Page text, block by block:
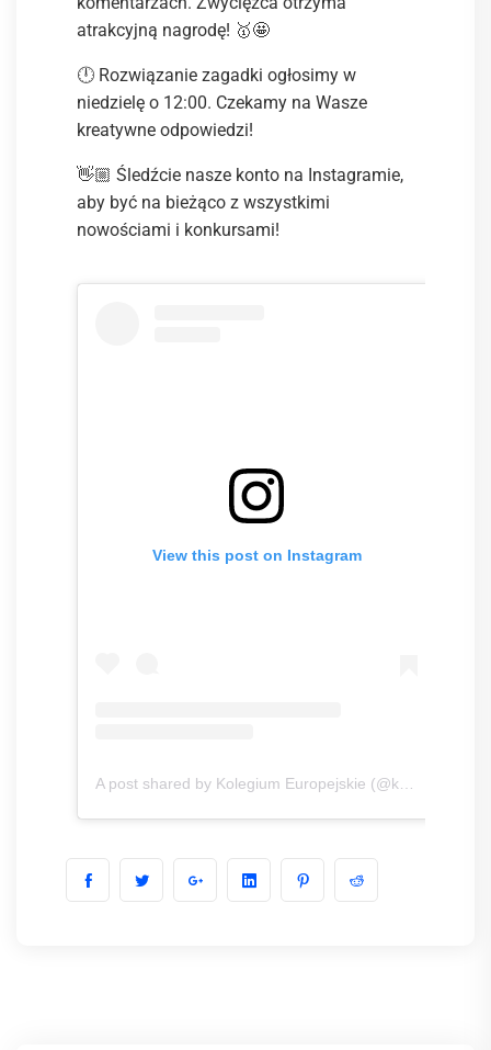
atrakcyjną nagrodę! 🥇🤩
🕛 Rozwiązanie zagadki ogłosimy w
niedzielę o 12:00. Czekamy na Wasze
kreatywne odpowiedzi!
👋🏼 Śledźcie nasze konto na Instagramie,
aby być na bieżąco z wszystkimi
nowościami i konkursami!
View this post on Instagram